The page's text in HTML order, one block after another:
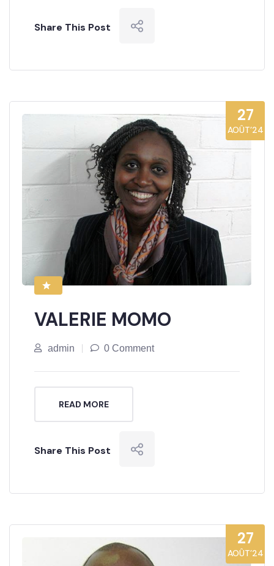
Share This Post
27
AOÛT’24
VALERIE MOMO
admin 0 Comment
READ MORE
Share This Post
27
AOÛT’24